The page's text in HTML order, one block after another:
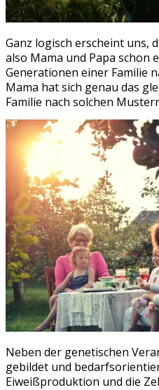
Ganz logisch erscheint uns,
also Mama und Papa schon
Generationen einer Familie
Mama hat sich genau das
Familie nach solchen
Neben der genetischen
gebildet und
Eiweißproduktion und die